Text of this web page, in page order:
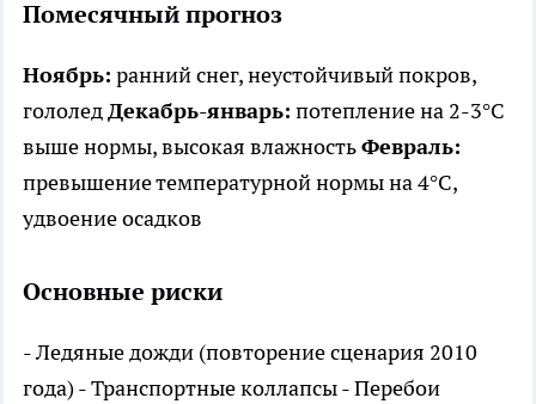
Помесячный прогноз
Ноябрь: ранний снег, неустойчивый покров,
гололедДекабрь-январь: потепление на 2-3°C
выше нормы, высокая влажностьФевраль:
превышение температурной нормы на 4°C,
удвоение осадков
Основные риски
- Ледяные дожди (повторение сценария 2010
года) - Транспортные коллапсы - Перебои